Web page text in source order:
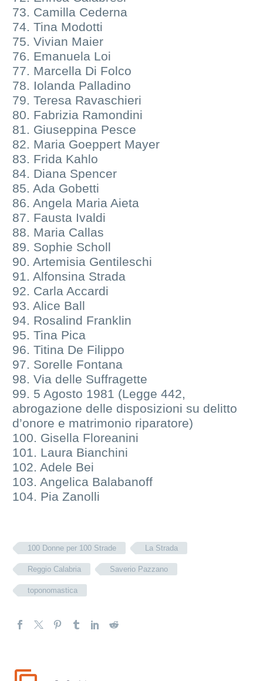
73. Camilla Cederna
74. Tina Modotti
75. Vivian Maier
76. Emanuela Loi
77. Marcella Di Folco
78. Iolanda Palladino
79. Teresa Ravaschieri
80. Fabrizia Ramondini
81. Giuseppina Pesce
82. Maria Goeppert Mayer
83. Frida Kahlo
84. Diana Spencer
85. Ada Gobetti
86. Angela Maria Aieta
87. Fausta Ivaldi
88. Maria Callas
89. Sophie Scholl
90. Artemisia Gentileschi
91. Alfonsina Strada
92. Carla Accardi
93. Alice Ball
94. Rosalind Franklin
95. Tina Pica
96. Titina De Filippo
97. Sorelle Fontana
98. Via delle Suffragette
99. 5 Agosto 1981 (Legge 442,
abrogazione delle disposizioni su delitto
d’onore e matrimonio riparatore)
100. Gisella Floreanini
101. Laura Bianchini
102. Adele Bei
103. Angelica Balabanoff
104. Pia Zanolli
100 Donne per 100 Strade La Strada
Reggio Calabria Saverio Pazzano
toponomastica